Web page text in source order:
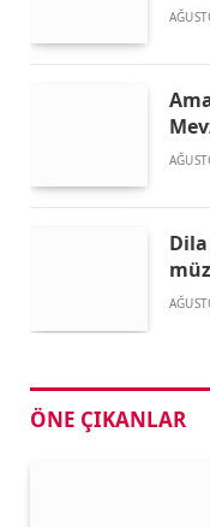
ÖNE ÇIKANLAR